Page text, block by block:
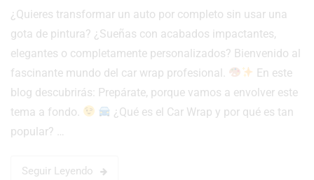
¿Quieres transformar un auto por completo sin usar una
gota de pintura? ¿Sueñas con acabados impactantes,
elegantes o completamente personalizados? Bienvenido al
fascinante mundo del car wrap profesional.
En este
blog descubrirás: Prepárate, porque vamos a envolver este
tema a fondo.
¿Qué es el Car Wrap y por qué es tan
popular? …
Seguir Leyendo